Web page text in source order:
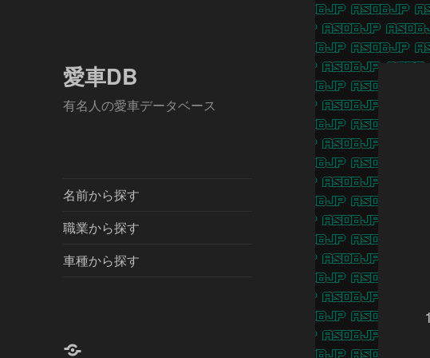
愛車DB
有名人の愛車データベース
名前から探す
職業から探す
車種から探す
X